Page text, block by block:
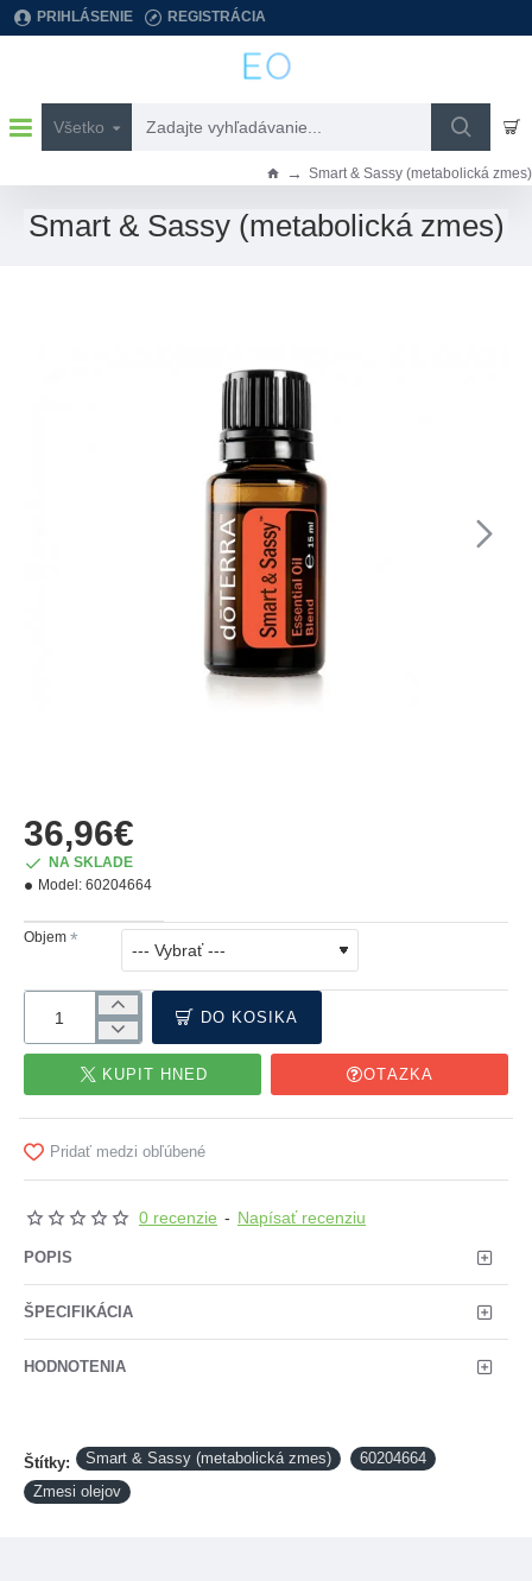
PRIHLÁSENIE REGISTRÁCIA
Všetko
Zadajte
Smart & Sassy (metabolická zmes)
h
m
Smart & Sassy (metabolická zmes)
0 recenzie - Napísať recenziu
36,96€
NA SKLADE
Model: 60204664
Objem
DO KOŠÍKA
KÚPIŤ HNEĎ OTÁZKA
Pridať medzi obľúbené
POPIS
ŠPECIFIKÁCIA
HODNOTENIA
Štítky: Smart & Sassy (metabolická zmes)
60204664
Zmesi olejov